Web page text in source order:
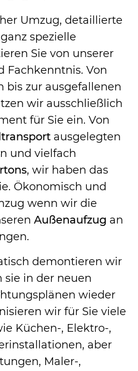
Umzug, detaillierte
spezielle
Sie von unserer
Fachkenntnis. Von
zur ausgefallenen
wir ausschließlich
für Sie ein. Von
ausgelegten
und vielfach
, wir haben das
Ökonomisch und
wenn wir die
Außenaufzug an
demontieren wir
sie in der neuen
wieder
wir für Sie viele
Küchen-, Elektro-,
aber
Maler-,